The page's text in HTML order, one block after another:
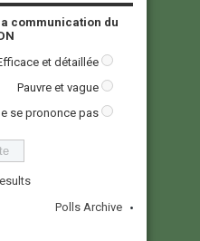
communication du
et détaillée
Pauvre et vague
se prononce pas
Polls Archive